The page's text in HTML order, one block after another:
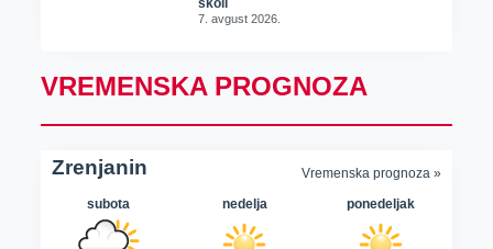
školi
7. avgust 2026.
VREMENSKA PROGNOZA